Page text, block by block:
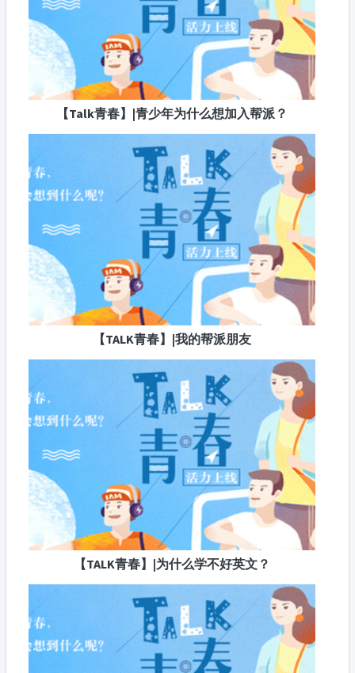
【Talk青春】|青少年为什么想加入帮派？
【TALK青春】|我的帮派朋友
【TALK青春】|为什么学不好英文？